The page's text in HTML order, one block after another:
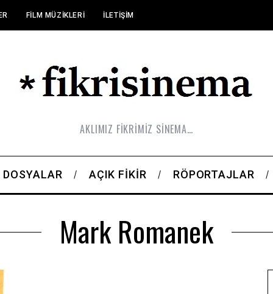
FILM MÜZIKLERI İLETIŞIM
AKLIMIZ FİKRİMİZ SİNEMA…
DOSYALAR AÇIK FIKIR RÖPORTAJLAR
Mark Romanek